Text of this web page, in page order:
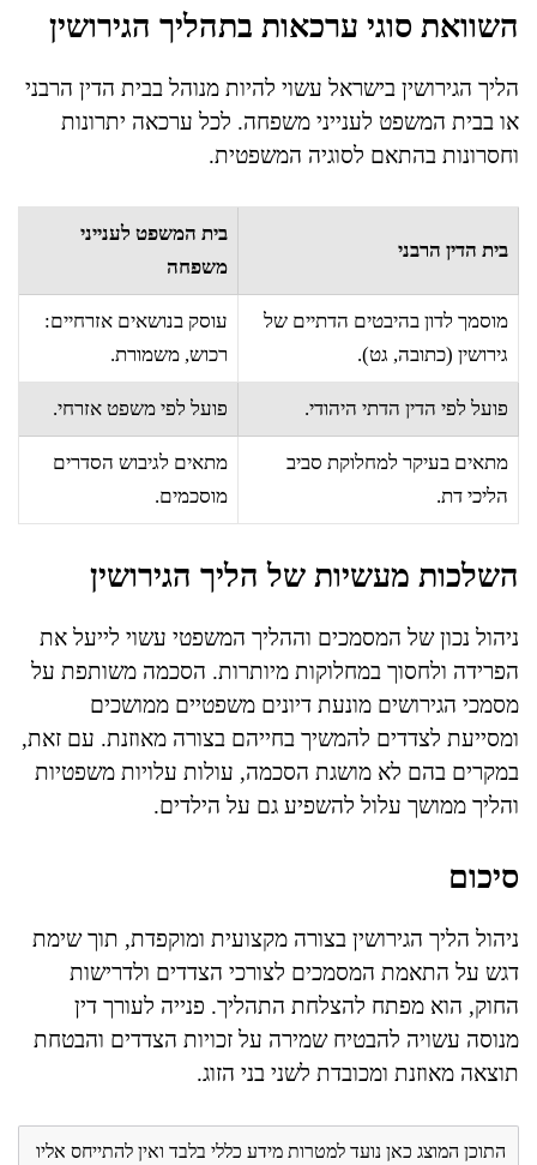
השוואת סוגי ערכאות בתהליך הגירושין
הליך הגירושין בישראל עשוי להיות מנוהל בבית הדין הרבני
או בבית המשפט לענייני משפחה. לכל ערכאה יתרונות
וחסרונות בהתאם לסוגיה המשפטית.
בית הדין הרבני
בית המשפט לענייני
משפחה
מוסמך לדון בהיבטים הדתיים של
גירושין (כתובה, גט).
עוסק בנושאים אזרחיים:
רכוש, משמורת.
פועל לפי הדין הדתי היהודי. פועל לפי משפט אזרחי.
מתאים בעיקר למחלוקת סביב
הליכי דת.
מתאים לגיבוש הסדרים
מוסכמים.
השלכות מעשיות של הליך הגירושין
ניהול נכון של המסמכים וההליך המשפטי עשוי לייעל את
הפרידה ולחסוך במחלוקות מיותרות. הסכמה משותפת על
מסמכי הגירושים מונעת דיונים משפטיים ממושכים
ומסייעת לצדדים להמשיך בחייהם בצורה מאוזנת. עם זאת,
במקרים בהם לא מושגת הסכמה, עולות עלויות משפטיות
והליך ממושך עלול להשפיע גם על הילדים.
סיכום
ניהול הליך הגירושין בצורה מקצועית ומוקפדת, תוך שימת
דגש על התאמת המסמכים לצורכי הצדדים ולדרישות
החוק, הוא מפתח להצלחת התהליך. פנייה לעורך דין
מנוסה עשויה להבטיח שמירה על זכויות הצדדים והבטחת
תוצאה מאוזנת ומכובדת לשני בני הזוג.
התוכן המוצג כאן נועד למטרות מידע כללי בלבד ואין להתייחס אליו